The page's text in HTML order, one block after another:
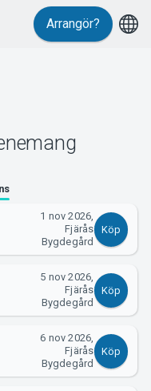
Arrangör?
1 nov 2026,
Fjärås
Bygdegård
Köp
5 nov 2026,
Fjärås
Bygdegård
Köp
6 nov 2026,
Fjärås
Bygdegård
Köp